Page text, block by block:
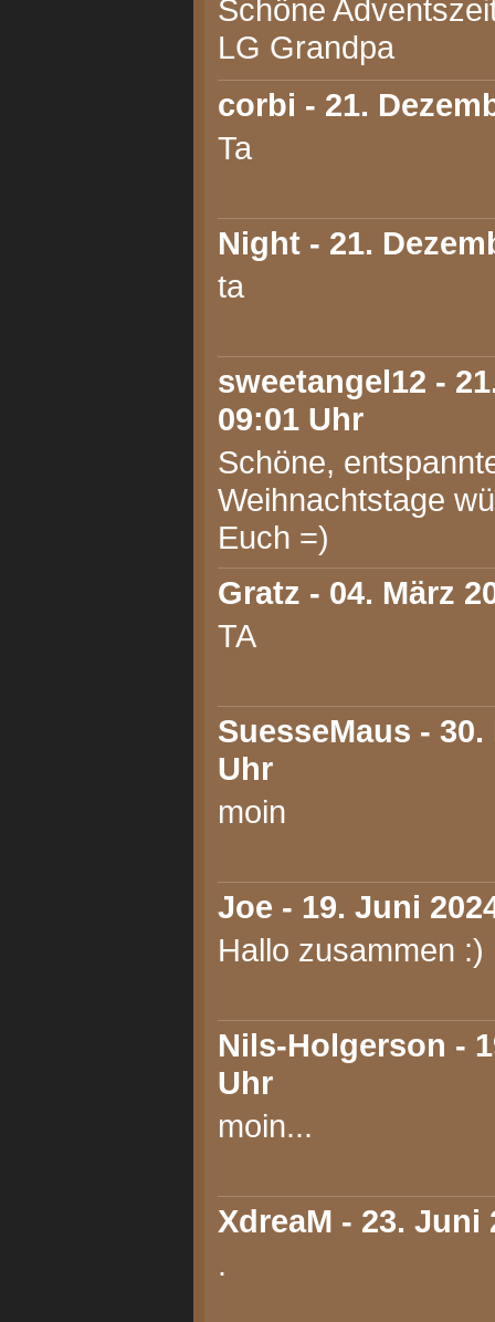
Schöne
LG Grandpa
corbi - 21.
Ta
Night - 21.
ta
sweetangel12 -
09:01 Uhr
Schöne,
Weihnachtstage
Euch =)
Gratz - 04. März
TA
SuesseMaus - 30.
Uhr
moin
Joe - 19. Juni
Hallo zusammen :)
Nils-Holgerson -
Uhr
moin...
XdreaM - 23. Juni
.